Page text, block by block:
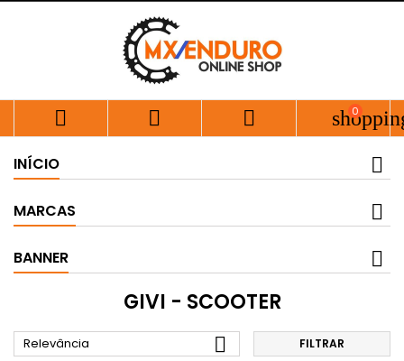
   0
INÍCIO
MARCAS
BANNER
GIVI - SCOOTER
Relevância  FILTRAR